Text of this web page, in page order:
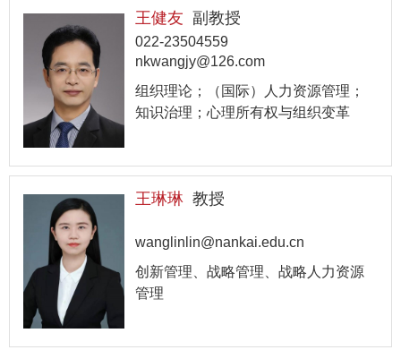
王健友 副教授
022-23504559
nkwangjy@126.com
组织理论；（国际）人力资源管理；
知识治理；心理所有权与组织变革
王琳琳 教授
wanglinlin@nankai.edu.cn
创新管理、战略管理、战略人力资源
管理